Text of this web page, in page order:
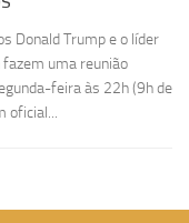
Donald Trump e o líder
fazem uma reunião
feira às 22h (9h de
oficial...